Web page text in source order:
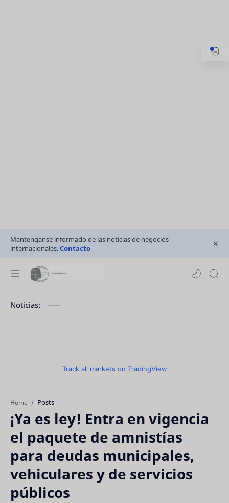
Mantenganse informado de las noticias de negocios
internacionales.Contacto
Noticias:
Track all markets on TradingView
Home Posts
¡Ya es ley! Entra en vigencia
el paquete de amnistías
para deudas municipales,
vehiculares y de servicios
públicos